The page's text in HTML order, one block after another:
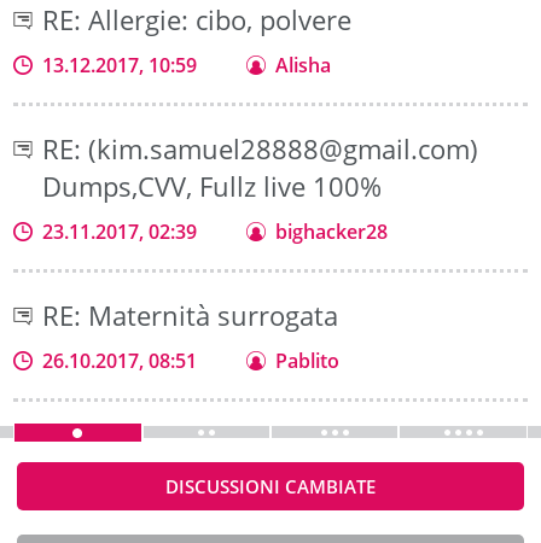
RE: Allergie: cibo, polvere
13.12.2017, 10:59 Alisha
RE: (kim.samuel28888@gmail.com)
Dumps,CVV, Fullz live 100%
23.11.2017, 02:39 bighacker28
RE: Maternità surrogata
26.10.2017, 08:51 Pablito
DISCUSSIONI CAMBIATE